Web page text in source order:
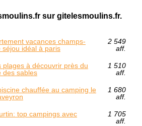
sur gitelesmoulins.fr.
vacances champs-
séjou idéal à paris
2 549
aff.
plages à découvrir près du
des sables
1 510
aff.
chauffée au camping le
1 680
aff.
top campings avec
1 705
aff.